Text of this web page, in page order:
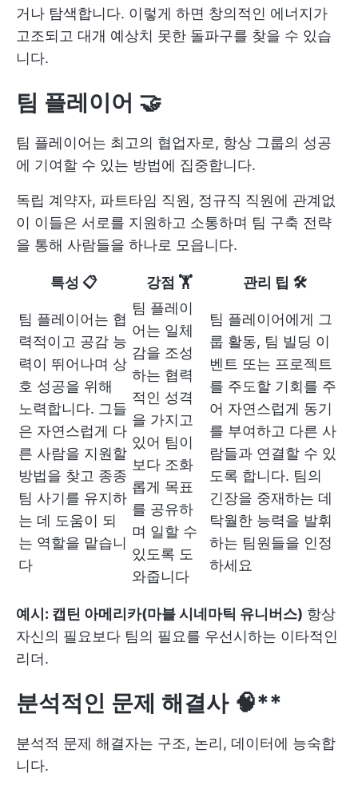
거나 탐색합니다. 이렇게 하면 창의적인 에너지가
고조되고 대개 예상치 못한 돌파구를 찾을 수 있습
니다.
팀 플레이어 🤝
팀 플레이어는 최고의 협업자로, 항상 그룹의 성공
에 기여할 수 있는 방법에 집중합니다.
독립 계약자, 파트타임 직원, 정규직 직원에 관계없
이 이들은 서로를 지원하고 소통하며 팀 구축 전략
을 통해 사람들을 하나로 모읍니다.
특성 📋 강점 🏋 관리 팁 🛠️
팀 플레이어는 협
력적이고 공감 능
력이 뛰어나며 상
호 성공을 위해
노력합니다. 그들
은 자연스럽게 다
른 사람을 지원할
방법을 찾고 종종
팀 사기를 유지하
는 데 도움이 되
는 역할을 맡습니
다
팀 플레이
어는 일체
감을 조성
하는 협력
적인 성격
을 가지고
있어 팀이
보다 조화
롭게 목표
를 공유하
며 일할 수
있도록 도
와줍니다
팀 플레이어에게 그
룹 활동, 팀 빌딩 이
벤트 또는 프로젝트
를 주도할 기회를 주
어 자연스럽게 동기
를 부여하고 다른 사
람들과 연결할 수 있
도록 합니다. 팀의
긴장을 중재하는 데
탁월한 능력을 발휘
하는 팀원들을 인정
하세요
예시: 캡틴 아메리카(마블 시네마틱 유니버스) 항상
자신의 필요보다 팀의 필요를 우선시하는 이타적인
리더.
분석적인 문제 해결사 🧠**
분석적 문제 해결자는 구조, 논리, 데이터에 능숙합
니다.